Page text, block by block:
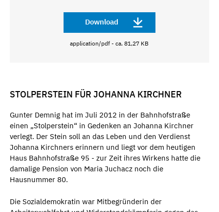
Download
application/pdf - ca. 81,27 KB
STOLPERSTEIN FÜR JOHANNA KIRCHNER
Gunter Demnig hat im Juli 2012 in der Bahnhofstraße
einen „Stolperstein“ in Gedenken an Johanna Kirchner
verlegt. Der Stein soll an das Leben und den Verdienst
Johanna Kirchners erinnern und liegt vor dem heutigen
Haus Bahnhofstraße 95 - zur Zeit ihres Wirkens hatte die
damalige Pension von Maria Juchacz noch die
Hausnummer 80.
Die Sozialdemokratin war Mitbegründerin der